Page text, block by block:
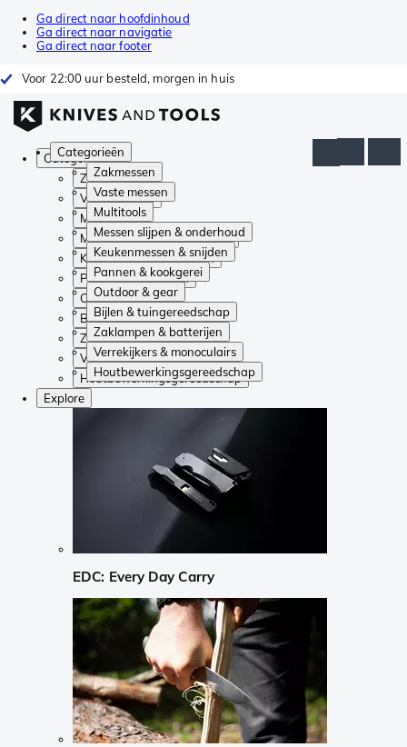
Ga direct naar hoofdinhoud
Ga direct naar navigatie
Ga direct naar footer
Voor 22:00 uur besteld, morgen in huis
Categorieën
Zakmessen
Vaste messen
Multitools
Messen slijpen & onderhoud
Keukenmessen & snijden
Pannen & kookgerei
Outdoor & gear
Bijlen & tuingereedschap
Zaklampen & batterijen
Verrekijkers & monoculairs
Houtbewerkingsgereedschap
Categorieën
Zakmessen
Vaste messen
Multitools
Messen slijpen & onderhoud
Keukenmessen & snijden
Pannen & kookgerei
Outdoor & gear
Bijlen & tuingereedschap
Zaklampen & batterijen
Verrekijkers & monoculairs
Houtbewerkingsgereedschap
Explore
EDC: Every Day Carry